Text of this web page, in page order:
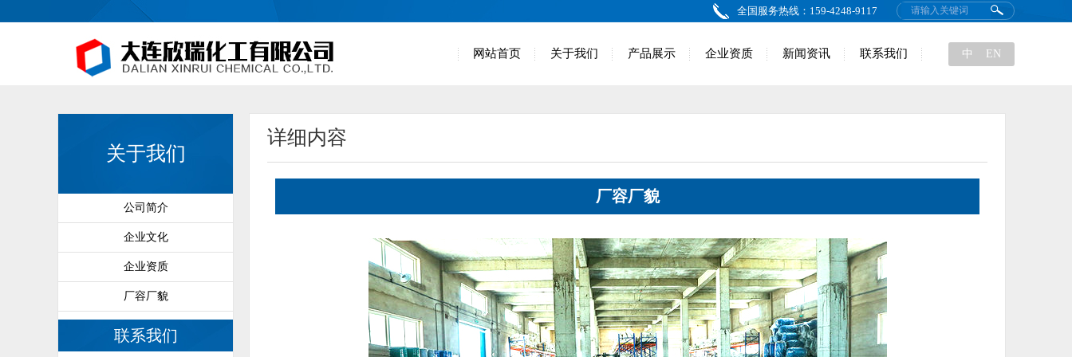
全国服务热线：159-4248-9117
网站首页 关于我们 产品展示 企业资质 新闻资讯 联系我们 中 EN
关于我们
公司简介
企业文化
企业资质
厂容厂貌
联系我们
详细内容
厂容厂貌